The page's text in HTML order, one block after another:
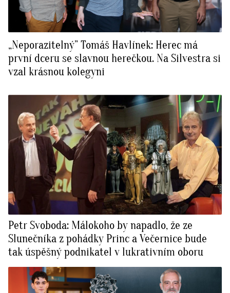
„Neporazitelný” Tomáš Havlínek: Herec má
první dceru se slavnou herečkou. Na Silvestra si
vzal krásnou kolegyni
Petr Svoboda: Málokoho by napadlo, že ze
Slunečníka z pohádky Princ a Večernice bude
tak úspěšný podnikatel v lukrativním oboru